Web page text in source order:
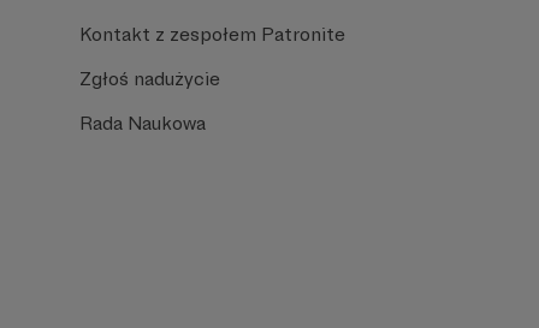
Kontakt z zespołem Patronite
Zgłoś nadużycie
Rada Naukowa